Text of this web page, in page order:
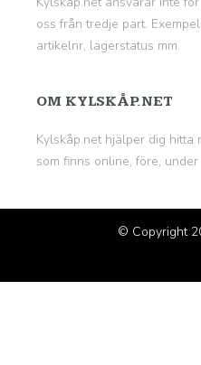
oss från tredje part.
artikelnr, lagerstatus mm.
OM KYLSKÅP.NET
Kylskåp.net hjälper dig
som finns online, före,
© Copyright